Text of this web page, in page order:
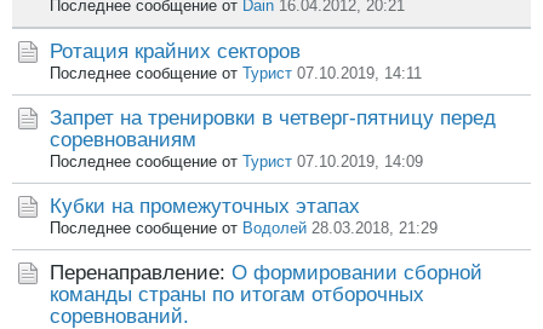
Последнее сообщение от Dain 16.04.2012, 20:21
Ротация крайних секторов
Последнее сообщение от Турист 07.10.2019, 14:11
Запрет на тренировки в четверг-пятницу перед
соревнованиям
Последнее сообщение от Турист 07.10.2019, 14:09
Кубки на промежуточных этапах
Последнее сообщение от Водолей 28.03.2018, 21:29
Перенаправление: О формировании сборной
команды страны по итогам отборочных
соревнований.